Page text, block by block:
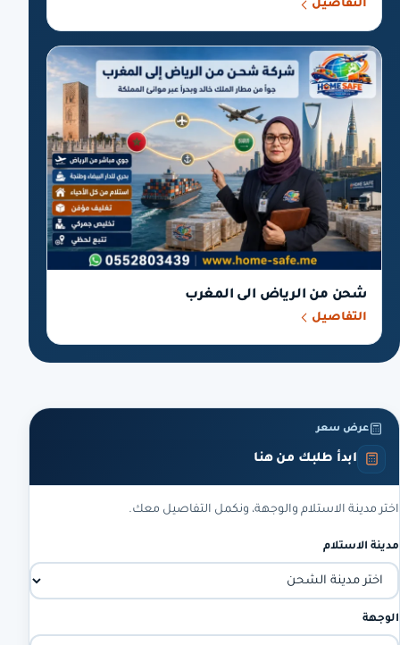
التفاصيل
شحن من الرياض الى المغرب
التفاصيل
عرض سعر
ابدأ طلبك من هنا
اختر مدينة الاستلام والوجهة، ونكمل التفاصيل معك.
مدينة الاستلام
الوجهة